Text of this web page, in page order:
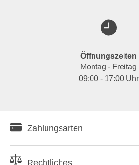
Öffnungszeiten
Montag - Freitag
09:00 - 17:00 Uhr
Zahlungsarten
Rechtliches